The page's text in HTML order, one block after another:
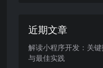
近期文章
解读小程序开发：关
与最佳实践